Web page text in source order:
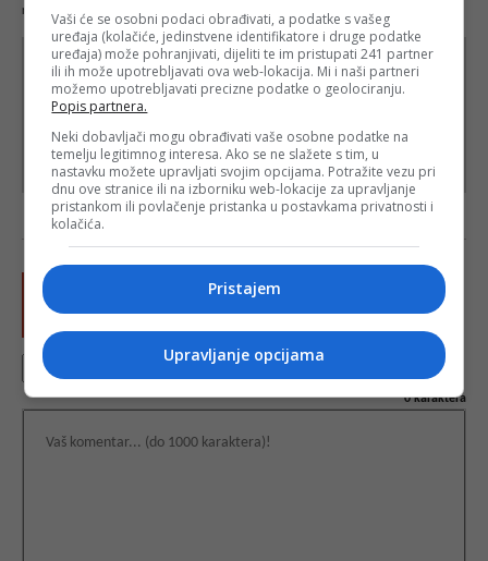
redakcije web portala Depo.ba!
0karaktera
Vaši će se osobni podaci obrađivati, a podatke s vašeg
uređaja (kolačiće, jedinstvene identifikatore i druge podatke
uređaja) može pohranjivati, dijeliti te im pristupati 241 partner
ili ih može upotrebljavati ova web-lokacija. Mi i naši partneri
možemo upotrebljavati precizne podatke o geolociranju.
Popis partnera.
Neki dobavljači mogu obrađivati vaše osobne podatke na
temelju legitimnog interesa. Ako se ne slažete s tim, u
nastavku možete upravljati svojim opcijama. Potražite vezu pri
dnu ove stranice ili na izborniku web-lokacije za upravljanje
pristankom ili povlačenje pristanka u postavkama privatnosti i
kolačića.
Pristajem
Upravljanje opcijama